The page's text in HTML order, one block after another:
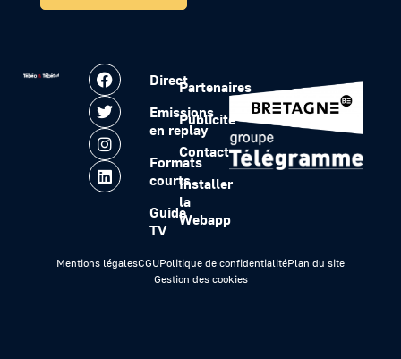
Direct
Emissions
en replay
Formats
courts
Guide
TV
Partenaires
Publicité
Contact
Installer
la
Webapp
Mentions légalesCGUPolitique de confidentialitéPlan du site
Gestion des cookies